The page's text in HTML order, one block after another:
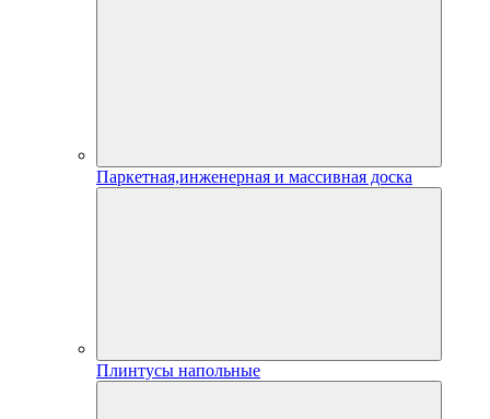
Паркетная,инженерная и массивная доска
Плинтусы напольные